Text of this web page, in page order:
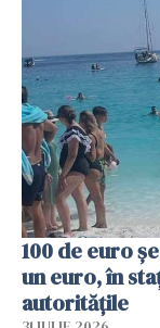
100 de euro
un euro, în
autoritățile